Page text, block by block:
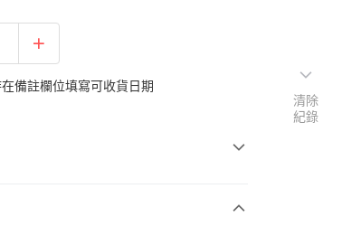
備註欄位填寫可收貨日期
清除
紀錄